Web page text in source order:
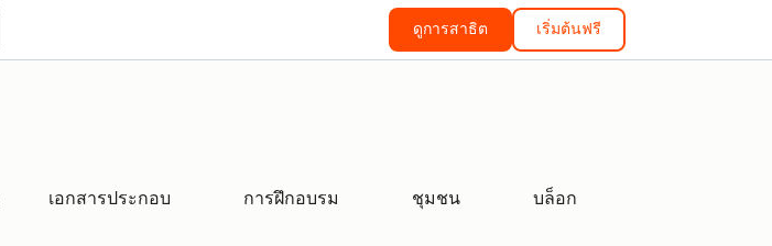
ดูการสาธิต เริ่มต้นฟรี
เอกสารประกอบ การฝึกอบรม ชุมชน บล็อก